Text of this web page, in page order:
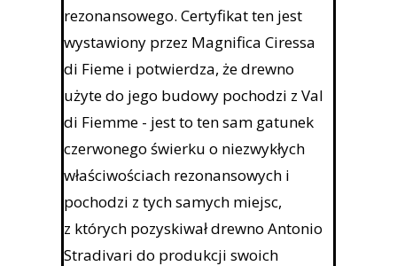
rezonansowego. Certyfikat ten jest
wystawiony przez Magnifica Ciressa
di Fieme i potwierdza, że drewno
użyte do jego budowy pochodzi z Val
di Fiemme - jest to ten sam gatunek
czerwonego świerku o niezwykłych
właściwościach rezonansowych i
pochodzi z tych samych miejsc,
z których pozyskiwał drewno Antonio
Stradivari do produkcji swoich